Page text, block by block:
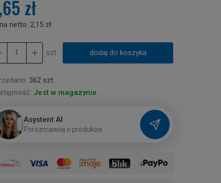
zł
netto: 2,15 zł
szt. dodaj do koszyka
362 szt.
Jest w magazynie
Asystent AI
Porozmawiaj o produkcie